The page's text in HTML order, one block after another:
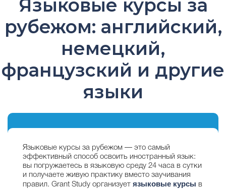
Языковые курсы за
рубежом: английский,
немецкий,
французский и другие
языки
Языковые курсы за рубежом — это самый
эффективный способ освоить иностранный язык:
вы погружаетесь в языковую среду 24 часа в сутки
и получаете живую практику вместо заучивания
правил. Grant Study организует языковые курсы в